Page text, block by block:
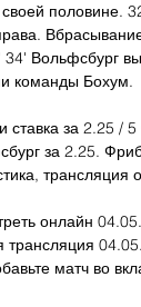
половине.
Вольфсбург
команды Бохум.
за 2.25 /
за 2.25.
трансляция
онлайн
матч во